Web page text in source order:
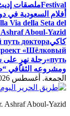
Festivalملصقات
أفلام السعودية في دورته الـ12: حضورٌ عالمي
Via della Seta del
Aboul-Yazid
كاكيдоктора
«Шёлковый
путь» رحلة نهرٍ على
ومشروعه الثقافي
الجمعة. أغسطس 7th, 2026
Ashraf Aboul-Yazid